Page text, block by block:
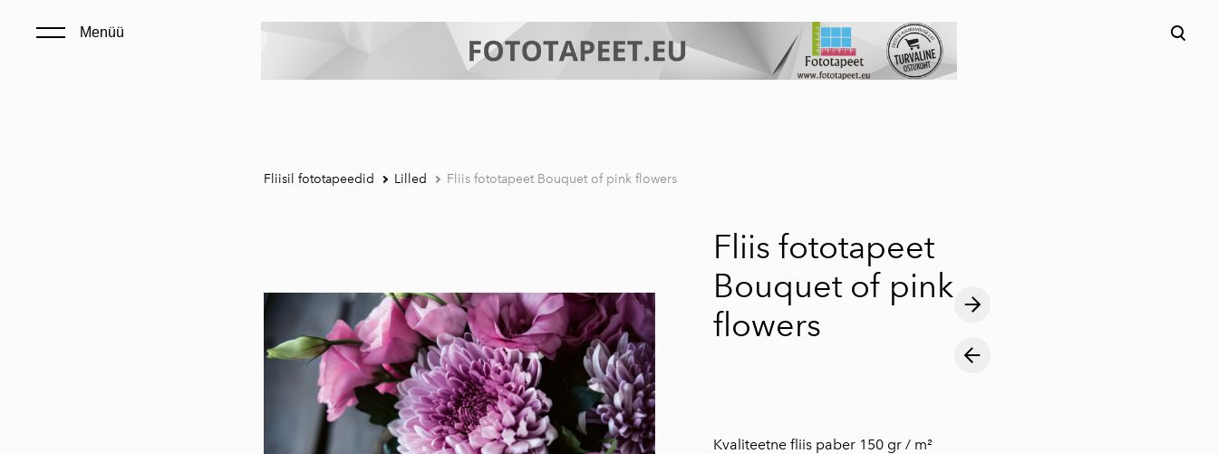
Menüü
lisati ostukorvi.
Fliisil fototapeedid Lilled Fliis fototapeet Bouquet of pink flowers
Fliis fototapeet
Bouquet of pink
flowers
​​Kvaliteetne fliis paber 150 gr / m²